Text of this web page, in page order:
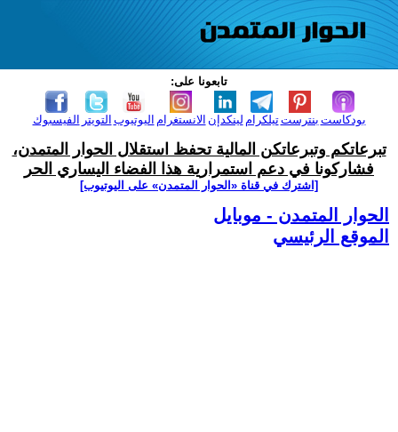
تابعونا على:
الفيسبوك التويتر اليوتيوب الانستغرام لينكدإن تيلكرامبنترست بودكاست
تبرعاتكم وتبرعاتكن المالية تحفظ استقلال الحوار المتمدن،
فشاركونا في دعم استمرارية هذا الفضاء اليساري الحر
[اشترك في قناة ‫«الحوار المتمدن» على اليوتيوب]
الحوار المتمدن - موبايل
الموقع الرئيسي